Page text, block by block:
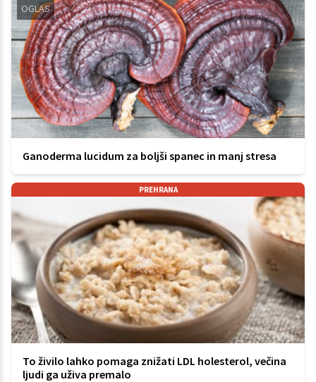
OGLAS
Ganoderma lucidum za boljši spanec in manj stresa
PREHRANA
To živilo lahko pomaga znižati LDL holesterol, večina
ljudi ga uživa premalo